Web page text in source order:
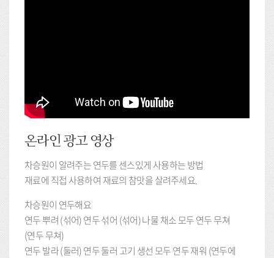
온라인 광고 영상
차승원이 알려주는 연두를 센스있게 사용하는 방법
재료에 직접 사용하여 재료의 참맛을 살려주세요.
차승원이 연두해요
연두 뿌려 (섞어) 연두 섞어 (섞어) 나물 채소 모두 연두 무쳐
(연두 무쳐)
연두 발라 (둘러) 연두 둘러 고기 생선 모두 연두 재워 (연두에